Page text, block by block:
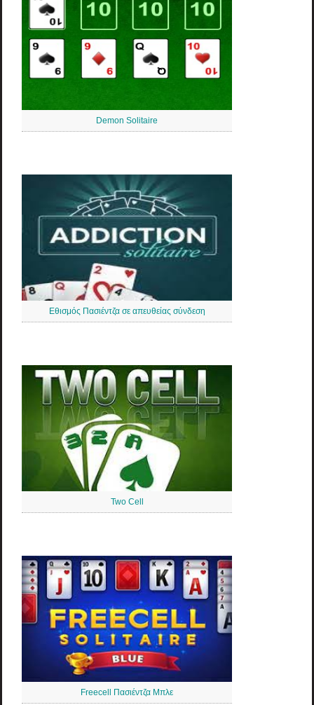
Demon Solitaire
Εθισμός Πασιέντζα σε απευθείας σύνδεση
Two Cell
Freecell Πασιέντζα Μπλε